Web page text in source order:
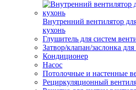
Внутренний вентилятор
кухонь
Глушитель для систем
Затвор/клапан/заслонка
Кондиционер
Насос
Потолочные и настенные
Рециркуляционный